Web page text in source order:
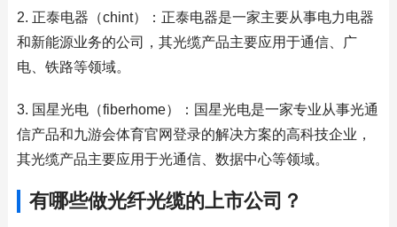
2. 正泰电器（chint）：正泰电器是一家主要从事电力电器
和新能源业务的公司，其光缆产品主要应用于通信、广
电、铁路等领域。
3. 国星光电（fiberhome）：国星光电是一家专业从事光通
信产品和九游会体育官网登录的解决方案的高科技企业，
其光缆产品主要应用于光通信、数据中心等领域。
有哪些做光纤光缆的上市公司？